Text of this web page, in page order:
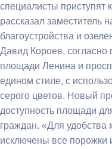
специалисты приступят
рассказал заместитель
благоустройства и
Давид Короев, согласно
площади Ленина и
едином стиле, с
серого цветов. Новый
доступность площади
граждан. «Для
исключены все порожки